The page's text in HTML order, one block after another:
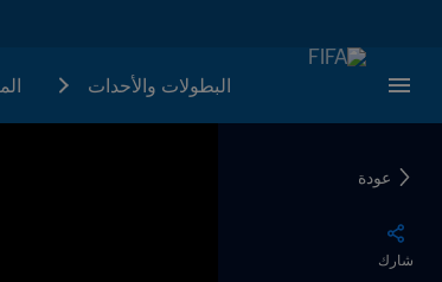
البطولات والأحدات
عودة
شارك